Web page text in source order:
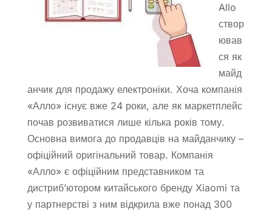
Allo
створ
ював
ся як
майд
анчик для продажу електроніки. Хоча компанія
«Алло» існує вже 24 роки, але як маркетплейс
почав розвиватися лише кілька років тому.
Основна вимога до продавців на майданчику –
офіційний оригінальний товар. Компанія
«Алло» є офіційним представником та
дистриб’ютором китайського бренду Xiaomi та
у партнерстві з ним відкрила вже понад 300